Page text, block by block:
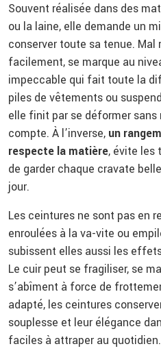
Souvent réalisée dans des
ou la laine, elle demande un
conserver toute sa tenue. Mal
facilement, se marque au
impeccable qui fait toute la
piles de vêtements ou
elle finit par se déformer sans
compte. À l’inverse, un
respecte la matière, évite les
de garder chaque cravate
jour.
Les ceintures ne sont pas en
enroulées à la va-vite ou
subissent elles aussi les
Le cuir peut se fragiliser, se
s’abîment à force de
adapté, les ceintures
souplesse et leur élégance
faciles à attraper au quotidien.